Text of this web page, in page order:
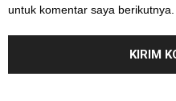
untuk komentar saya berikutnya.